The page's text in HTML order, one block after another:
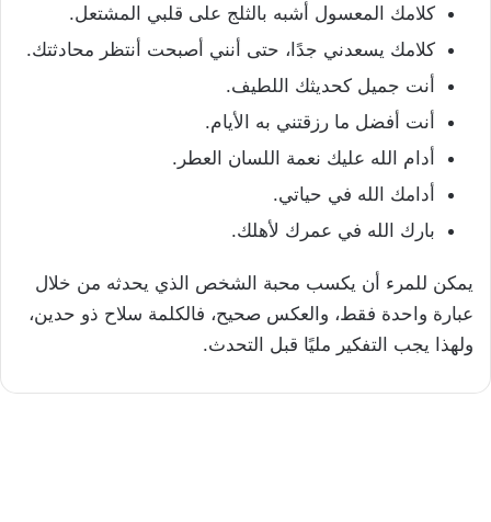
كلامك المعسول أشبه بالثلج على قلبي المشتعل.
كلامك يسعدني جدًا، حتى أنني أصبحت أنتظر محادثتك.
أنت جميل كحديثك اللطيف.
أنت أفضل ما رزقتني به الأيام.
أدام الله عليك نعمة اللسان العطر.
أدامك الله في حياتي.
بارك الله في عمرك لأهلك.
يمكن للمرء أن يكسب محبة الشخص الذي يحدثه من خلال
عبارة واحدة فقط، والعكس صحيح، فالكلمة سلاح ذو حدين،
ولهذا يجب التفكير مليًا قبل التحدث.